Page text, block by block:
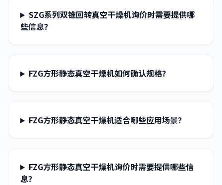
SZG系列双锥回转真空干燥机询价时需要提供哪
些信息？
FZG方形静态真空干燥机如何确认规格？
FZG方形静态真空干燥机适合哪些应用场景？
FZG方形静态真空干燥机询价时需要提供哪些信
息？